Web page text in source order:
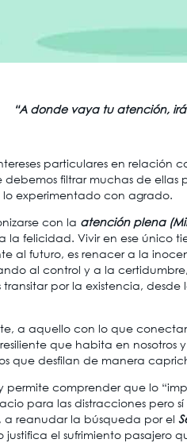
“A donde vaya tu atención,
particulares en relación
filtrar muchas de
lo experimentado con agrado.
con la atención plena
felicidad. Vivir en ese único
al futuro, es renacer a la
al control y a la
por la existencia,
a aquello con lo que
que habita en
que desfilan de manera
permite comprender que lo
para las distracciones pero
a reanudar la búsqueda por el
el sufrimiento pasajero